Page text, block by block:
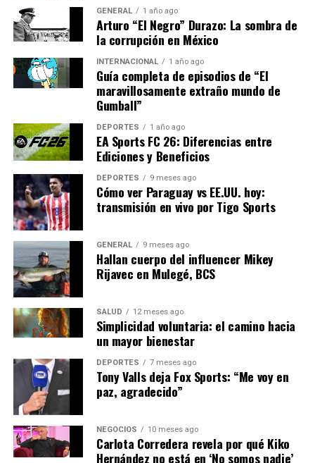
Las funcionalidades de Nintendo Switch Online están
incluidas parcialmente en las nuevas promociones,
aunque la suscripción requiere condiciones específicas.
El servicio permite el acceso a partidas multijugador,
chat de voz, guardado de juegos en la nube y otras
herramientas adicionales, pero solo está disponible en
títulos compatibles y con conexión estable a internet.
Según la política oficial de Nintendo, la renovación de la
suscripción se ejecuta automáticamente si no se cancela
antes de finalizar el periodo gratuito o inicial de pago,
aplicando los valores vigentes en ese momento.
Impacto en el mercado
latinoamericano
La consola Switch 2 mantiene la premisa de una
experiencia híbrida, sumando capacidades gráficas
mejoradas, conectividad avanzada y posibilidades
ampliadas en cuanto a títulos multijugador y opciones
sociales dentro del entorno Nintendo. Su presencia en
el mercado argentino forma parte del plan de expansión
que Nintendo sostiene para Latinoamérica, una región
donde la demanda de consolas y videojuegos ha
mostrado un crecimiento sostenido a pesar del contexto
económico.
Para los interesados en cuestiones de compatibilidad, la
GENERAL 1 año ago
Arturo “El Negro” Durazo: La sombra de
la corrupción en México
INTERNACIONAL 1 año ago
Guía completa de episodios de “El
maravillosamente extraño mundo de
Gumball”
DEPORTES 1 año ago
EA Sports FC 26: Diferencias entre
Ediciones y Beneficios
DEPORTES 9 meses ago
Cómo ver Paraguay vs EE.UU. hoy:
transmisión en vivo por Tigo Sports
GENERAL 9 meses ago
Hallan cuerpo del influencer Mikey
Rijavec en Mulegé, BCS
SALUD 12 meses ago
Simplicidad voluntaria: el camino hacia
un mayor bienestar
DEPORTES 7 meses ago
Tony Valls deja Fox Sports: “Me voy en
paz, agradecido”
NEGOCIOS 10 meses ago
Carlota Corredera revela por qué Kiko
Hernández no está en ‘No somos nadie’